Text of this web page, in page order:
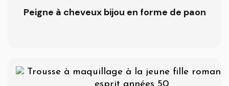
Peigne à cheveux bijou en forme de paon